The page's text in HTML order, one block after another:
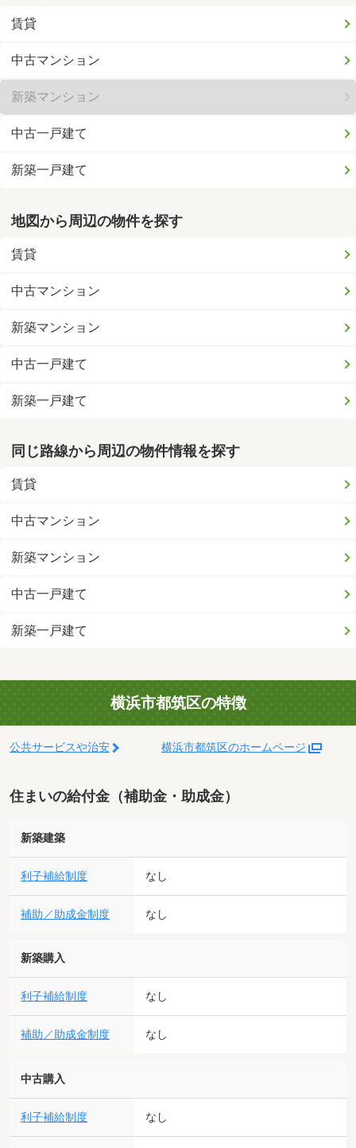
賃貸
中古マンション
新築マンション
中古一戸建て
新築一戸建て
地図から周辺の物件を探す
賃貸
中古マンション
新築マンション
中古一戸建て
新築一戸建て
同じ路線から周辺の物件情報を探す
賃貸
中古マンション
新築マンション
中古一戸建て
新築一戸建て
横浜市都筑区の特徴
公共サービスや治安 横浜市都筑区のホームページ
住まいの給付金（補助金・助成金）
新築建築
利子補給制度 なし
補助／助成金制度 なし
新築購入
利子補給制度 なし
補助／助成金制度 なし
中古購入
利子補給制度 なし